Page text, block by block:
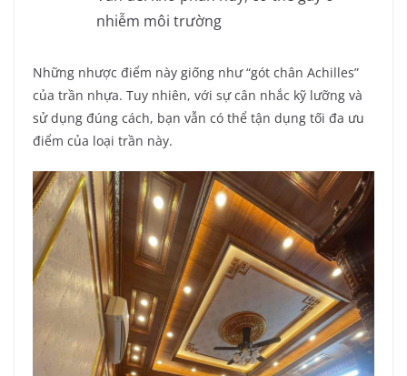
nhiễm môi trường
Những nhược điểm này giống như “gót chân Achilles”
của trần nhựa. Tuy nhiên, với sự cân nhắc kỹ lưỡng và
sử dụng đúng cách, bạn vẫn có thể tận dụng tối đa ưu
điểm của loại trần này.